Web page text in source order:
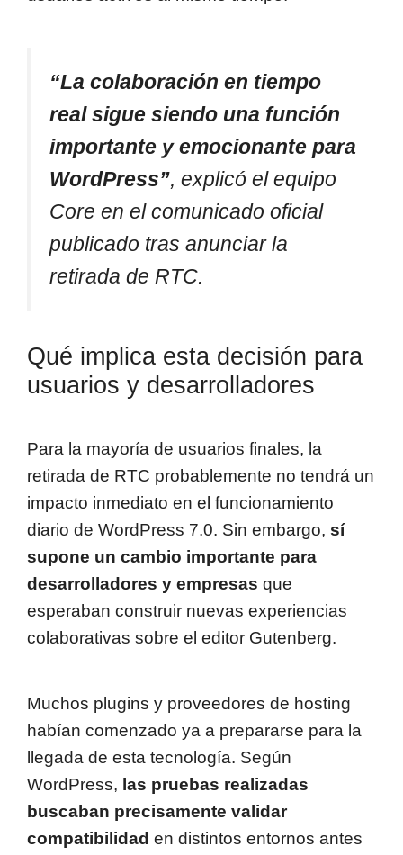
“La colaboración en tiempo
real sigue siendo una función
importante y emocionante para
WordPress”, explicó el equipo
Core en el comunicado oficial
publicado tras anunciar la
retirada de RTC.
Qué implica esta decisión para
usuarios y desarrolladores
Para la mayoría de usuarios finales, la
retirada de RTC probablemente no tendrá un
impacto inmediato en el funcionamiento
diario de WordPress 7.0. Sin embargo, sí
supone un cambio importante para
desarrolladores y empresas que
esperaban construir nuevas experiencias
colaborativas sobre el editor Gutenberg.
Muchos plugins y proveedores de hosting
habían comenzado ya a prepararse para la
llegada de esta tecnología. Según
WordPress, las pruebas realizadas
buscaban precisamente validar
compatibilidad en distintos entornos antes